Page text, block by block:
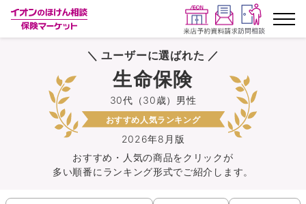
ランキングから探す
保険を比較する
保険会社から探す
イオンカード会員さま専用保険
＼ ユーザーに選ばれた ／
2026年8月版
30代（30歳）男性
生命保険
おすすめ人気ランキング
おすすめ・人気の商品をクリックが
多い順番にランキング形式でご紹介します。